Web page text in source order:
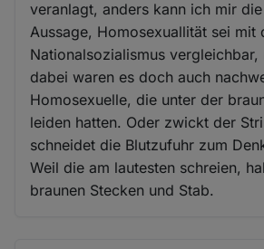
veranlagt, anders kann ich mir
Aussage, Homosexuallität sei mit
Nationalsozialismus vergleichbar,
dabei waren es doch auch
Homosexuelle, die unter der
leiden hatten. Oder zwickt der
schneidet die Blutzufuhr zum
Weil die am lautesten schreien,
braunen Stecken und Stab.